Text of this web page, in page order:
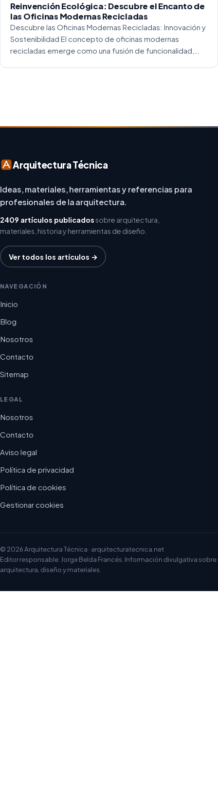
Reinvención Ecológica: Descubre el Encanto de
las Oficinas Modernas Recicladas
Descubre las Oficinas Modernas Recicladas: Innovación y
Sostenibilidad El concepto de oficinas modernas
recicladas emerge como una fusión de funcionalidad,
Arquitectura Técnica
Ideas, materiales, herramientas y referencias para
profesionales de la arquitectura.
2409 artículos publicadossobre arquitectura,
materiales, historia y herramientas de diseño.
Ver todos los artículos →
NAVEGACIÓN
Inicio
Blog
Nosotros
Contacto
Sitemap
LEGAL
Nosotros
Contacto
Aviso legal
Política de privacidad
Política de cookies
Gestionar cookies
© 2026 Arquitectura Técnica · arquitecturatecnica.net
Editor responsable: Jorge Belda Francés. Información divulgativa sobre
arquitectura, diseño y materiales.